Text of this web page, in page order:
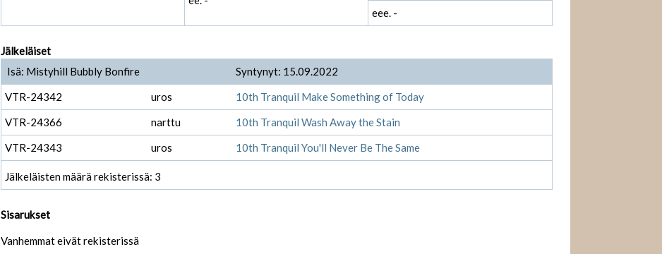
eee. -
Jälkeläiset
Isä: Mistyhill Bubbly Bonfire
Syntynyt: 15.09.2022
VTR-24342
uros
10th Tranquil Make Something of Today
VTR-24366
narttu
10th Tranquil Wash Away the Stain
VTR-24343
uros 10th Tranquil You'll Never Be The Same
Jälkeläisten määrä rekisterissä: 3
Sisarukset
Vanhemmat eivät rekisterissä